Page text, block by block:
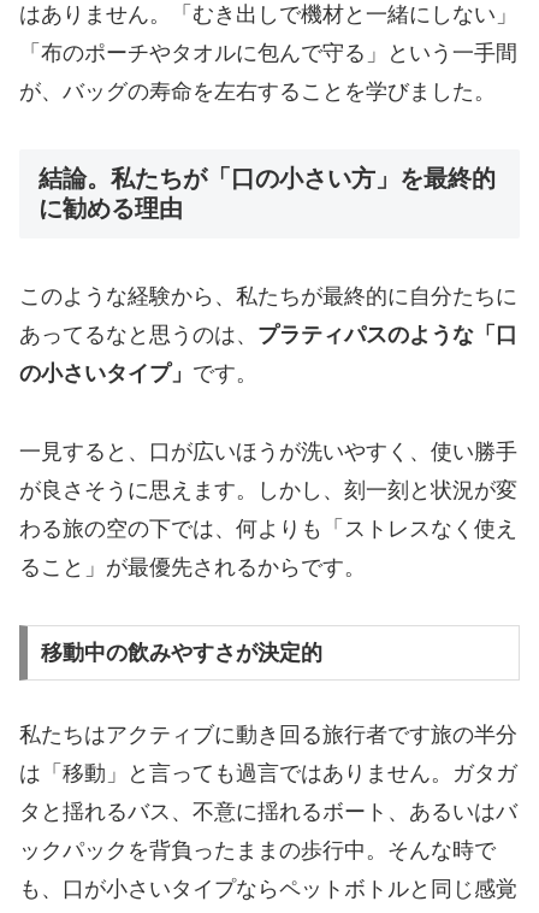
はありません。「むき出しで機材と一緒にしない」
「布のポーチやタオルに包んで守る」という一手間
が、バッグの寿命を左右することを学びました。
結論。私たちが「口の小さい方」を最終的
に勧める理由
このような経験から、私たちが最終的に自分たちに
あってるなと思うのは、 プラティパスのような「口
の小さいタイプ」 です。
一見すると、口が広いほうが洗いやすく、使い勝手
が良さそうに思えます。しかし、刻一刻と状況が変
わる旅の空の下では、何よりも「ストレスなく使え
ること」が最優先されるからです。
移動中の飲みやすさが決定的
私たちはアクティブに動き回る旅行者です旅の半分
は「移動」と言っても過言ではありません。ガタガ
タと揺れるバス、不意に揺れるボート、あるいはバ
ックパックを背負ったままの歩行中。そんな時で
も、口が小さいタイプならペットボトルと同じ感覚